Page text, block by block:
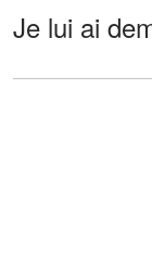
Je lui ai